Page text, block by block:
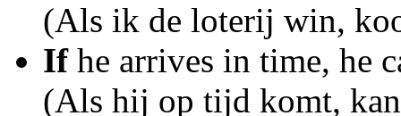
(Als ik de loterij win,
Ifhe arrives in time, he
(Als hij op tijd komt,